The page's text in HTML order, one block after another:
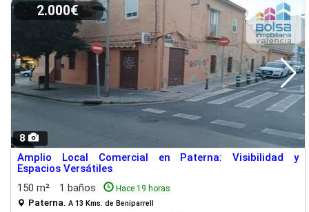
8
2.000€
Amplio Local Comercial en Paterna: Visibilidad y
Espacios Versátiles
150 m²
1 baños Hace 19 horas
Paterna. A 13 Kms. de Beniparrell